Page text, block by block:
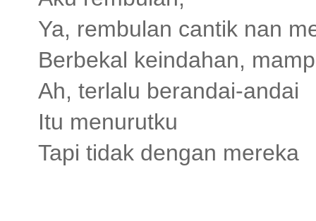
Ya, rembulan cantik nan
Berbekal keindahan,
Ah, terlalu berandai-andai
Itu menurutku
Tapi tidak dengan mereka